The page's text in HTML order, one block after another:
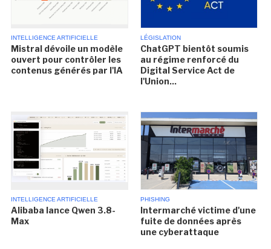
INTELLIGENCE ARTIFICIELLE
Mistral dévoile un modèle
ouvert pour contrôler les
contenus générés par l'IA
LÉGISLATION
ChatGPT bientôt soumis
au régime renforcé du
Digital Service Act de
l'Union...
INTELLIGENCE ARTIFICIELLE
Alibaba lance Qwen 3.8-
Max
PHISHING
Intermarché victime d'une
fuite de données après
une cyberattaque